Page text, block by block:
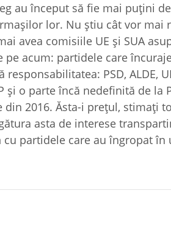
au început să fie mai puţini
lor. Nu ştiu cât vor mai
avea comisiile UE şi SUA
acum: partidele care
PSD, ALDE,
o parte încă nedefinită de la
2016. Ăsta-i preţul, stimaţi
asta de interese
partidele care au îngropat